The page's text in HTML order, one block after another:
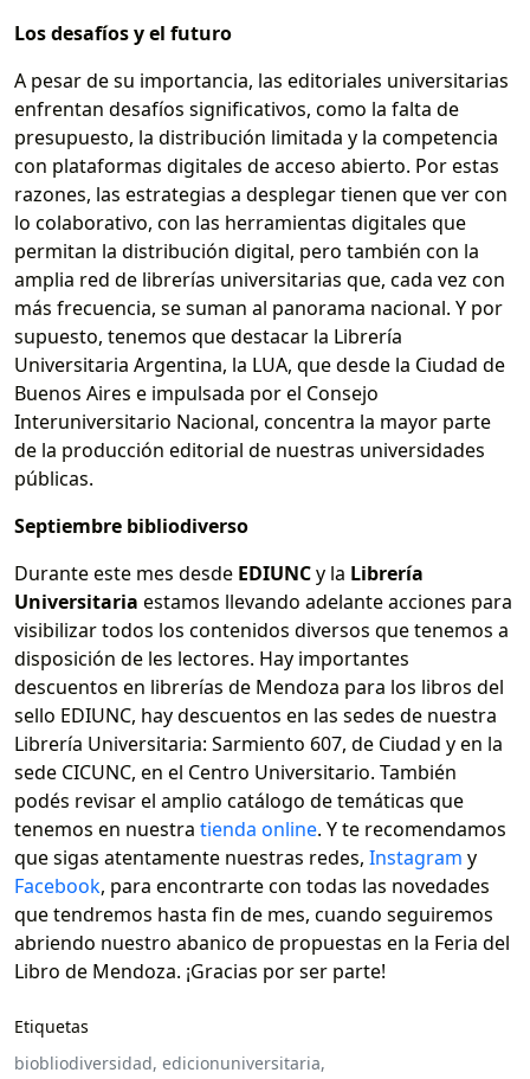
Los desafíos y el futuro
A pesar de su importancia, las editoriales universitarias
enfrentan desafíos significativos, como la falta de
presupuesto, la distribución limitada y la competencia
con plataformas digitales de acceso abierto. Por estas
razones, las estrategias a desplegar tienen que ver con
lo colaborativo, con las herramientas digitales que
permitan la distribución digital, pero también con la
amplia red de librerías universitarias que, cada vez con
más frecuencia, se suman al panorama nacional. Y por
supuesto, tenemos que destacar la Librería
Universitaria Argentina, la LUA, que desde la Ciudad de
Buenos Aires e impulsada por el Consejo
Interuniversitario Nacional, concentra la mayor parte
de la producción editorial de nuestras universidades
públicas.
Septiembre bibliodiverso
Durante este mes desde EDIUNCy la Librería
Universitaria estamos llevando adelante acciones para
visibilizar todos los contenidos diversos que tenemos a
disposición de les lectores. Hay importantes
descuentos en librerías de Mendoza para los libros del
sello EDIUNC, hay descuentos en las sedes de nuestra
Librería Universitaria: Sarmiento 607, de Ciudad y en la
sede CICUNC, en el Centro Universitario. También
podés revisar el amplio catálogo de temáticas que
tenemos en nuestra tienda online. Y te recomendamos
que sigas atentamente nuestras redes, Instagram y
Facebook, para encontrarte con todas las novedades
que tendremos hasta fin de mes, cuando seguiremos
abriendo nuestro abanico de propuestas en la Feria del
Libro de Mendoza. ¡Gracias por ser parte!
Etiquetas
biobliodiversidad, edicionuniversitaria,